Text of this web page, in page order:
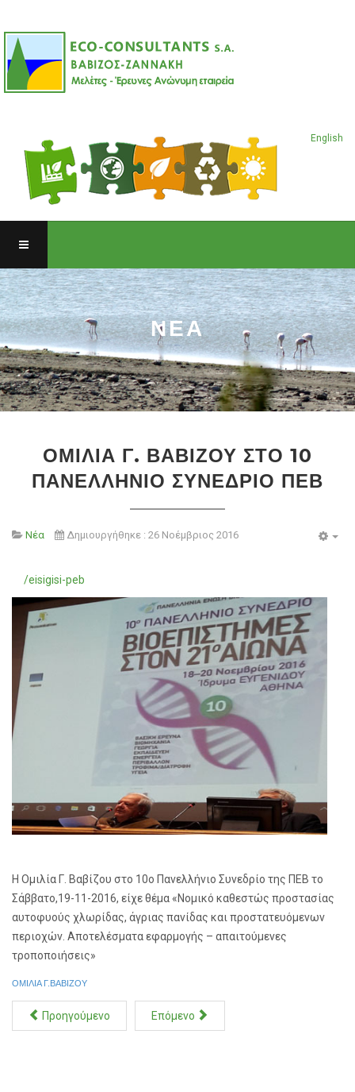
English
ΝΕΑ
ΟΜΙΛΊΑ Γ. ΒΑΒΊΖΟΥ ΣΤΟ 10
ΠΑΝΕΛΛΉΝΙΟ ΣΥΝΈΔΡΙΟ ΠΕΒ
Νέα Δημιουργήθηκε : 26 Νοέμβριος 2016
/eisigisi-peb
Η Ομιλία Γ. Βαβίζου στο 10ο Πανελλήνιο Συνεδρίο της ΠΕΒ το
Σάββατο,19-11-2016, είχε θέμα «Νομικό καθεστώς προστασίας
αυτοφυούς χλωρίδας, άγριας πανίδας και προστατευόμενων
περιοχών. Αποτελέσματα εφαρμογής – απαιτούμενες
τροποποιήσεις»
ΟΜΙΛΙΑ Γ.ΒΑΒΙΖΟΥ
Προηγούμενο Επόμενο